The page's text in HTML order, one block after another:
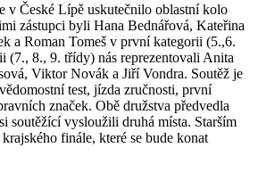
v České Lípě uskutečnilo oblastní kolo
zástupci byli Hana Bednářová, Kateřina
a Roman Tomeš v první kategorii (5.,6.
(7., 8., 9. třídy) nás reprezentovali Anita
Viktor Novák a Jiří Vondra. Soutěž je
test, jízda zručnosti, první
značek. Obě družstva předvedla
soutěžící vysloužili druhá místa. Starším
finále, které se bude konat